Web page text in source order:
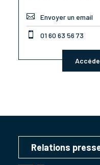
 Envoyer un email
 01 60 63 56 73
Relations